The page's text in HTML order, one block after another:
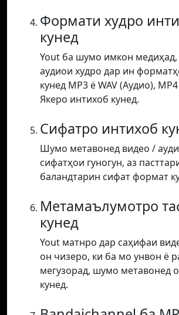
Формати худро
кунед
Yout ба шумо имкон медиҳад,
аудиои худро дар ин
кунед MP3 ё WAV (Аудио),
Якеро интихоб кунед.
Сифатро интихоб
Шумо метавонед видео /
сифатҳои гуногун, аз
баландтарин сифат формат
Метамаълумотро
кунед
Yout матнро дар саҳифаи
он чизеро, ки ба мо унвон ё
мегузорад, шумо метавонед
кунед.